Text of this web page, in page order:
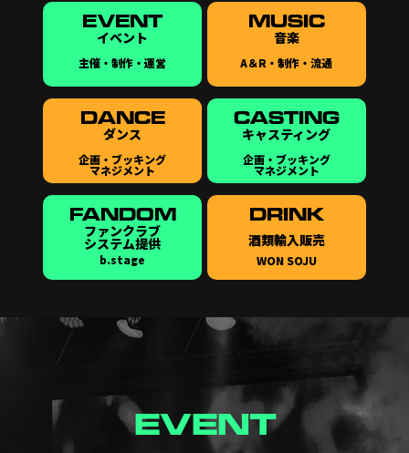
EVENT
イベント
主催・制作・運営
MUSIC
音楽
A＆R・制作・流通
DANCE
ダンス
企画・ブッキング
マネジメント
CASTING
キャスティング
企画・ブッキング
マネジメント
FANDOM
ファンクラブ
システム提供
b.stage
DRINK
酒類輸入販売
WON SOJU
EVENT